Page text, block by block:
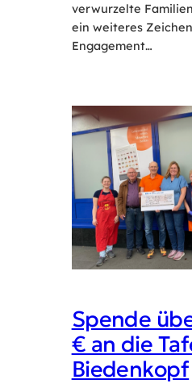
verwurzelte
ein weiteres
Engagement…
Spende
€ an die
Biedenkopf